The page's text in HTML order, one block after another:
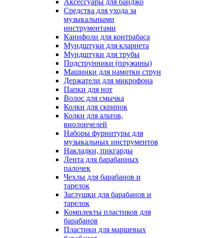
Средства для ухода за
музыкальными
инструментами
Канифоли для контрабаса
Мундштуки для кларнета
Мундштуки для трубы
Подструнники (пружины)
Машинки для намотки струн
Держатели для микрофона
Папки для нот
Волос для смычка
Колки для скрипок
Колки для альтов,
виолончелей
Наборы фурнитуры для
музыкальных инструментов
Накладки, пикгарды
Лента для барабанных
палочек
Чехлы для барабанов и
тарелок
Заглушки для барабанов и
тарелок
Комплекты пластиков для
барабанов
Пластики для маршевых